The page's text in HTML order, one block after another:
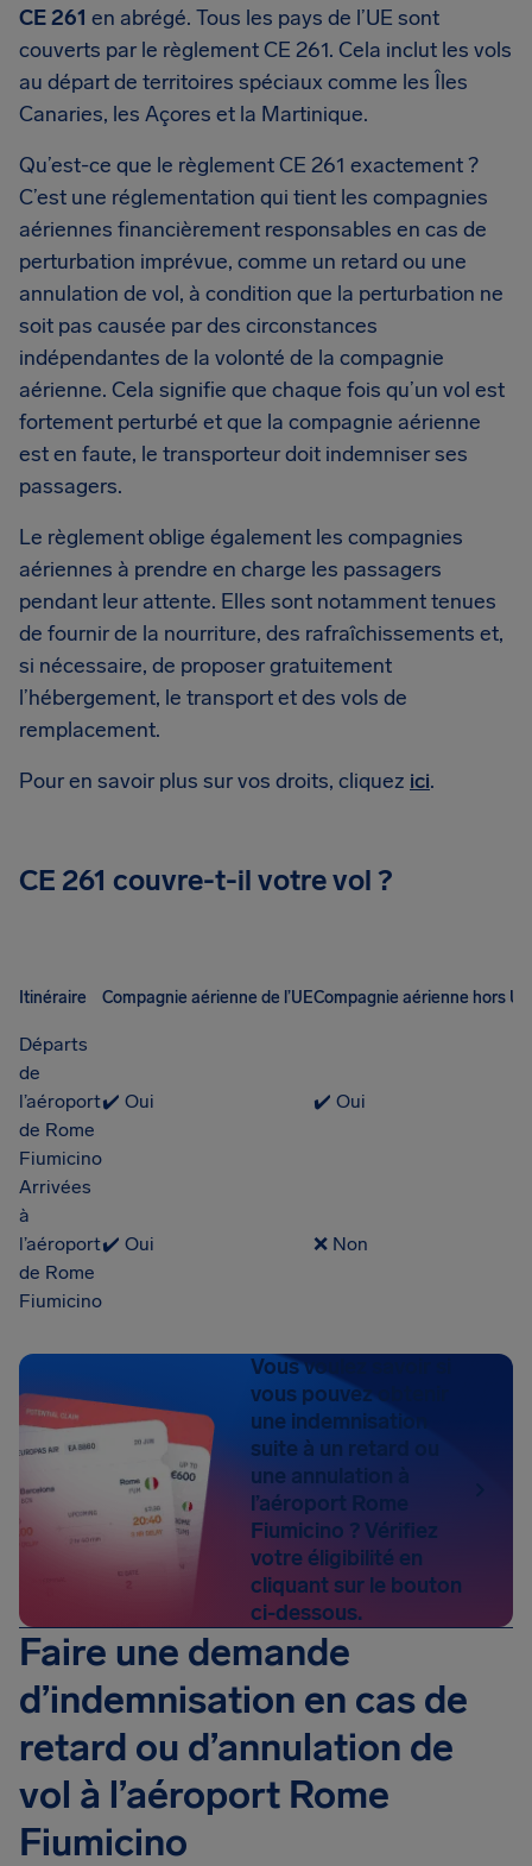
CE 261 en abrégé. Tous les pays de l’UE sont
couverts par le règlement CE 261. Cela inclut les vols
au départ de territoires spéciaux comme les Îles
Canaries, les Açores et la Martinique.
Qu’est-ce que le règlement CE 261 exactement ?
C’est une réglementation qui tient les compagnies
aériennes financièrement responsables en cas de
perturbation imprévue, comme un retard ou une
annulation de vol, à condition que la perturbation ne
soit pas causée par des circonstances
indépendantes de la volonté de la compagnie
aérienne. Cela signifie que chaque fois qu’un vol est
fortement perturbé et que la compagnie aérienne
est en faute, le transporteur doit indemniser ses
passagers.
Le règlement oblige également les compagnies
aériennes à prendre en charge les passagers
pendant leur attente. Elles sont notamment tenues
de fournir de la nourriture, des rafraîchissements et,
si nécessaire, de proposer gratuitement
l’hébergement, le transport et des vols de
remplacement.
Pour en savoir plus sur vos droits, cliquez ici.
CE 261 couvre-t-il votre vol ?
Itinéraire Compagnie aérienne de l’UECompagnie aérienne hors UE
Départs
de
l’aéroport
de Rome
Fiumicino
✔️ Oui ✔️ Oui
Arrivées
à
l’aéroport
de Rome
Fiumicino
✔️ Oui ❌ Non
Vous voulez savoir si
vous pouvez obtenir
une indemnisation
suite à un retard ou
une annulation à
l’aéroport Rome
Fiumicino ? Vérifiez
votre éligibilité en
cliquant sur le bouton
ci-dessous.
Faire une demande
d’indemnisation en cas de
retard ou d’annulation de
vol à l’aéroport Rome
Fiumicino